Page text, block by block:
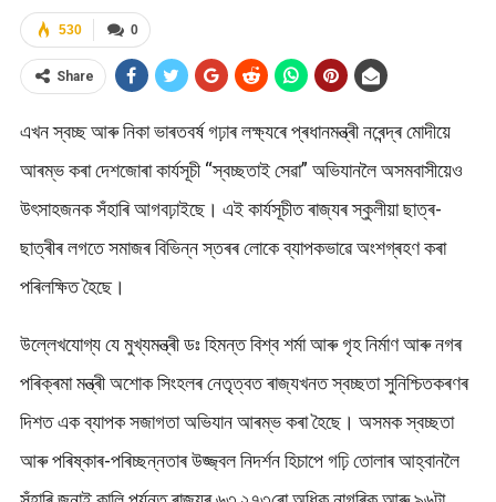
0
530
Share
এখন স্বচ্ছ আৰু নিকা ভাৰতবৰ্ষ গঢ়াৰ লক্ষ্যৰে প্ৰধানমন্ত্ৰী নৰেন্দ্ৰ মোদীয়ে
আৰম্ভ কৰা দেশজোৰা কাৰ্যসূচী “স্বচ্ছতাই সেৱা” অভিযানলৈ অসমবাসীয়েও
উৎসাহজনক সঁহাৰি আগবঢ়াইছে। এই কাৰ্যসূচীত ৰাজ্যৰ স্কুলীয়া ছাত্ৰ-
ছাত্ৰীৰ লগতে সমাজৰ বিভিন্ন স্তৰৰ লোকে ব্যাপকভাৱে অংশগ্ৰহণ কৰা
পৰিলক্ষিত হৈছে।
উল্লেখযোগ্য যে মুখ্যমন্ত্ৰী ডঃ হিমন্ত বিশ্ব শৰ্মা আৰু গৃহ নিৰ্মাণ আৰু নগৰ
পৰিক্ৰমা মন্ত্ৰী অশোক সিংহলৰ নেতৃত্বত ৰাজ্যখনত স্বচ্ছতা সুনিশ্চিতকৰণৰ
দিশত এক ব্যাপক সজাগতা অভিযান আৰম্ভ কৰা হৈছে। অসমক স্বচ্ছতা
আৰু পৰিষ্কাৰ-পৰিচ্ছন্নতাৰ উজ্জ্বল নিদৰ্শন হিচাপে গঢ়ি তোলাৰ আহ্বানলৈ